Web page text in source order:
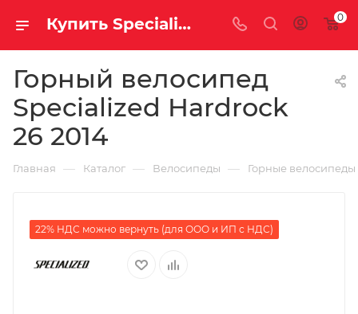
Купить Specialized Hardrock 26 2014 за рублей, а со скидкой 0
Горный велосипед
Specialized Hardrock
26 2014
Главная — Каталог — Велосипеды — Горные велосипеды
22% НДС можно вернуть (для ООО и ИП с НДС)